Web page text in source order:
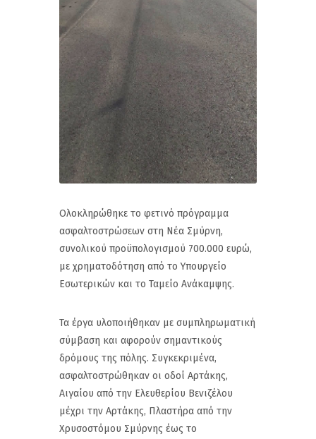
Ολοκληρώθηκε το φετινό πρόγραμμα
ασφαλτοστρώσεων στη Νέα Σμύρνη,
συνολικού προϋπολογισμού 700.000 ευρώ,
με χρηματοδότηση από το Υπουργείο
Εσωτερικών και το Ταμείο Ανάκαμψης.
Τα έργα υλοποιήθηκαν με συμπληρωματική
σύμβαση και αφορούν σημαντικούς
δρόμους της πόλης. Συγκεκριμένα,
ασφαλτοστρώθηκαν οι οδοί Αρτάκης,
Αιγαίου από την Ελευθερίου Βενιζέλου
μέχρι την Αρτάκης, Πλαστήρα από την
Χρυσοστόμου Σμύρνης έως το